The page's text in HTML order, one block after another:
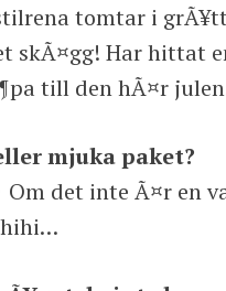
tomtar i
skÃ¤gg! Har hittat
till den hÃ¤r
mjuka paket?
Om det inte Ã¤r en
hihi…